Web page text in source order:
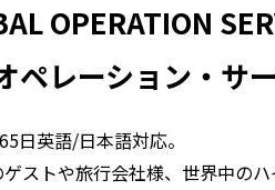
OPERATION
ペレーション・サ
日英語/日本語対応。
ストや旅行会社様、世界中の